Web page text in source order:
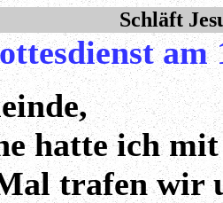
Schläft
am
hatte ich
trafen wir